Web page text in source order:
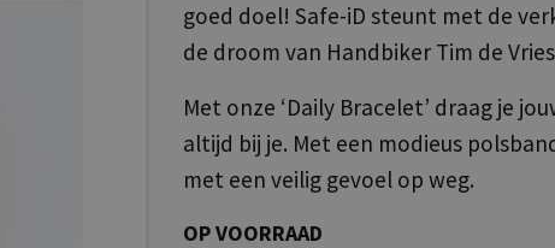
goed doel! Safe-iD steunt met de
de droom van Handbiker Tim de
Met onze ‘Daily Bracelet’ draag je
altijd bij je. Met een modieus
met een veilig gevoel op weg.
OP VOORRAAD